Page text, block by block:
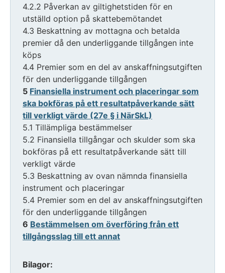
4.2.2 Påverkan av giltighetstiden för en
utställd option på skattebemötandet
4.3 Beskattning av mottagna och betalda
premier då den underliggande tillgången inte
köps
4.4 Premier som en del av anskaffningsutgiften
för den underliggande tillgången
5 Finansiella instrument och placeringar som
ska bokföras på ett resultatpåverkande sätt
till verkligt värde (27e § i NärSkL)
5.1 Tillämpliga bestämmelser
5.2 Finansiella tillgångar och skulder som ska
bokföras på ett resultatpåverkande sätt till
verkligt värde
5.3 Beskattning av ovan nämnda finansiella
instrument och placeringar
5.4 Premier som en del av anskaffningsutgiften
för den underliggande tillgången
6 Bestämmelsen om överföring från ett
tillgångsslag till ett annat
Bilagor: